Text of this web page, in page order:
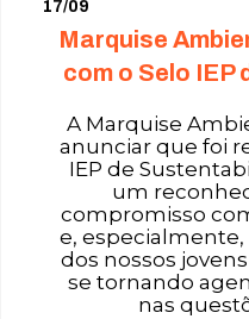
17/09
Marquise
com o Selo IEP
A Marquise
anunciar que foi
IEP de
um
compromisso
e,
dos nossos
se tornando
nas